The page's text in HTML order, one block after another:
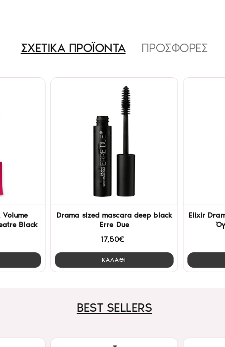
ΣΧΕΤΙΚΑ ΠΡΟΪΟΝΤΑ ΠΡΟΣΦΟΡΕΣ
Black
Drama sized mascara deep black
Erre Due
17,50€
ΚΑΛΑΘΙ
Elixir
BEST SELLERS